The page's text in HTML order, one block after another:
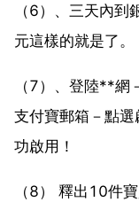
（6）、三天內
元這樣的就是了。
（7）、登陸**網
支付寶郵箱－點
功啟用！
（8） 釋出10件